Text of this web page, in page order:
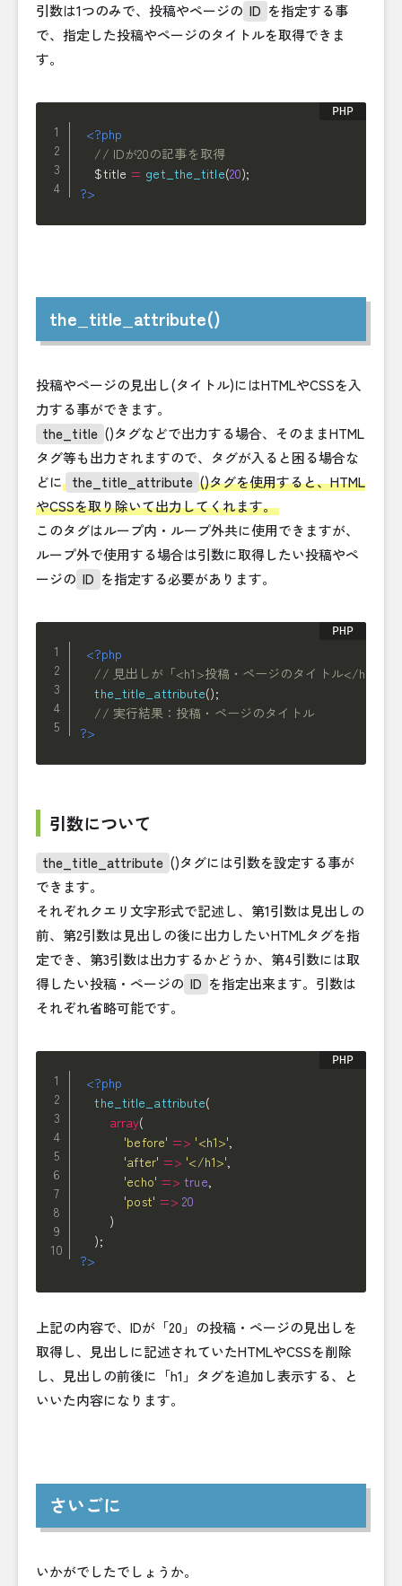
引数は1つのみで、投稿やページの ID を指定する事
で、指定した投稿やページのタイトルを取得できま
す。
<?php
// IDが20の記事を取得
$title = get_the_title(20);
?>
the_title_attribute()
投稿やページの見出し(タイトル)にはHTMLやCSSを入
力する事ができます。
the_title ()タグなどで出力する場合、そのままHTML
タグ等も出力されますので、タグが入ると困る場合な
どに
the_title_attribute ()タグを使用すると、HTML
やCSSを取り除いて出力してくれます。
このタグはループ内・ループ外共に使用できますが、
ループ外で使用する場合は引数に取得したい投稿やペ
ージの ID を指定する必要があります。
<?php
// 見出しが「<h1>投稿・ページのタイトル</h1>」
the_title_attribute();
// 実行結果：投稿・ページのタイトル
?>
引数について
the_title_attribute ()タグには引数を設定する事が
できます。
それぞれクエリ文字形式で記述し、第1引数は見出しの
前、第2引数は見出しの後に出力したいHTMLタグを指
定でき、第3引数は出力するかどうか、第4引数には取
得したい投稿・ページの ID を指定出来ます。引数は
それぞれ省略可能です。
<?php
the_title_attribute(
array(
'before' => '<h1>'
'after' => '</h1>'
'echo' => true
'post' => 20
)
);
?>
上記の内容で、IDが「20」の投稿・ページの見出しを
取得し、見出しに記述されていたHTMLやCSSを削除
し、見出しの前後に「h1」タグを追加し表示する、と
いいた内容になります。
さいごに
いかがでしたでしょうか。